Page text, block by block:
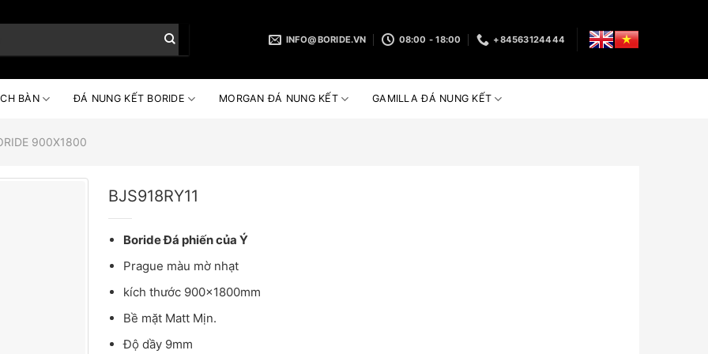
INFO@BORIDE.VN 08:00 - 18:00 +84563124444
BÀN ĐÁ NUNG KẾT BORIDE MORGAN ĐÁ NUNG KẾT GAMILLA ĐÁ NUNG KẾT
900X1800
BJS918RY11
Boride Đá phiến của Ý
Prague màu mờ nhạt
kích thước 900x1800mm
Bề mặt Matt Mịn.
Độ dầy 9mm